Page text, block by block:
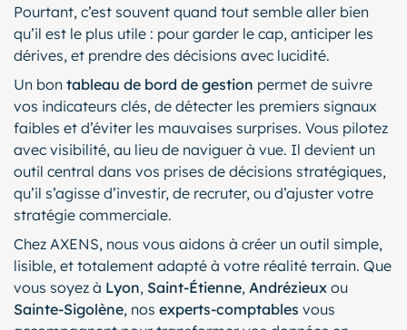
Pourtant, c’est souvent quand tout semble aller bien
qu’il est le plus utile : pour garder le cap, anticiper les
dérives, et prendre des décisions avec lucidité.
Un bon tableau de bord de gestion permet de suivre
vos indicateurs clés, de détecter les premiers signaux
faibles et d’éviter les mauvaises surprises. Vous pilotez
avec visibilité, au lieu de naviguer à vue. Il devient un
outil central dans vos prises de décisions stratégiques,
qu’il s’agisse d’investir, de recruter, ou d’ajuster votre
stratégie commerciale.
Chez AXENS, nous vous aidons à créer un outil simple,
lisible, et totalement adapté à votre réalité terrain. Que
vous soyez à Lyon, Saint-Étienne, Andrézieux ou
Sainte-Sigolène, nos experts-comptables vous